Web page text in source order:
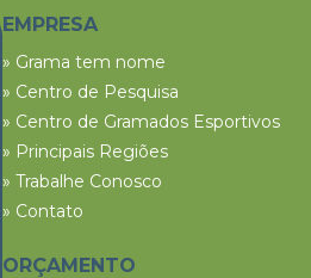
EMPRESA
» Grama tem nome
» Centro de Pesquisa
» Centro de Gramados Esportivos
» Principais Regiões
» Trabalhe Conosco
» Contato
ORÇAMENTO